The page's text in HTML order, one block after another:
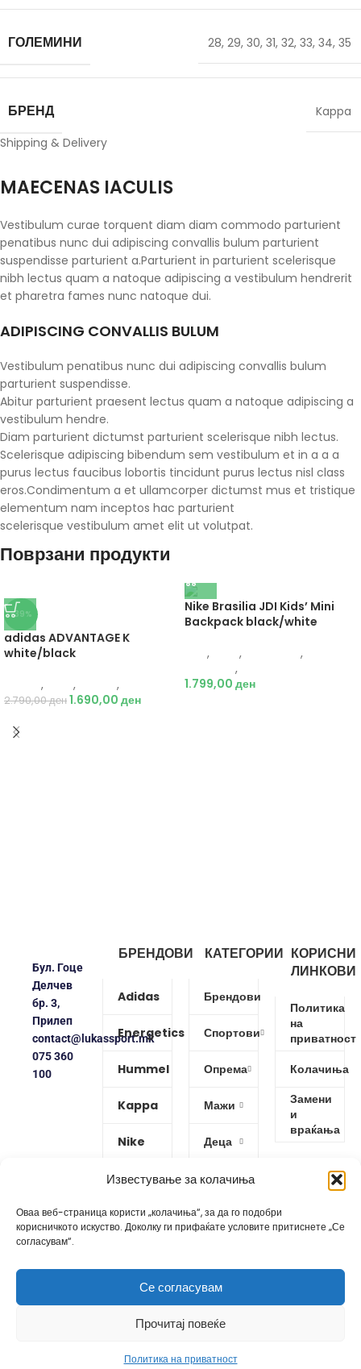
Известување за колачиња
Оваа веб-страница користи „колачиња“, за да го подобри
корисничкото искуство. Доколку ги прифаќате условите притиснете „Се
согласувам“.
Се согласувам
Прочитај повеќе
Политика на приватност
ГОЛЕМИНИ 28, 29, 30, 31, 32, 33, 34, 35
БРЕНД
Kappa
Shipping & Delivery
MAECENAS IACULIS
Vestibulum curae torquent diam diam commodo parturient
penatibus nunc dui adipiscing convallis bulum parturient
suspendisse parturient a.Parturient in parturient scelerisque
nibh lectus quam a natoque adipiscing a vestibulum hendrerit
et pharetra fames nunc natoque dui.
ADIPISCING CONVALLIS BULUM
Vestibulum penatibus nunc dui adipiscing convallis bulum
parturient suspendisse.
Abitur parturient praesent lectus quam a natoque adipiscing a
vestibulum hendre.
Diam parturient dictumst parturient scelerisque nibh lectus.
Scelerisque adipiscing bibendum sem vestibulum et in a a a
purus lectus faucibus lobortis tincidunt purus lectus nisl class
eros.Condimentum a et ullamcorper dictumst mus et tristique
elementum nam inceptos hac parturient
scelerisque vestibulum amet elit ut volutpat.
Поврзани продукти
-39%
adidas ADVANTAGE K
white/black
, , ,
2.790,00ден1.690,00 ден
Nike Brasilia JDI Kids’ Mini
Backpack black/white
, ,
,
,
1.799,00 ден
Бул. Гоце
Делчев
бр. 3,
Прилеп
contact@lukassport.mk
075 360
100
БРЕНДОВИ
Adidas
Energetics
Hummel
Kappa
Nike
Protouch
Puma
КАТЕГОРИИ
Брендови
Спортови
Опрема
Мажи
Деца
Жени
КОРИСНИ
ЛИНКОВИ
Политика
на
приватност
Колачиња
Замени
и
враќања
Изработено одGoBro Studio